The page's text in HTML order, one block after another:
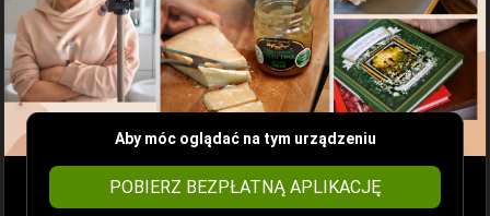
Aby móc oglądać na tym urządzeniu
POBIERZ BEZPŁATNĄ APLIKACJĘ